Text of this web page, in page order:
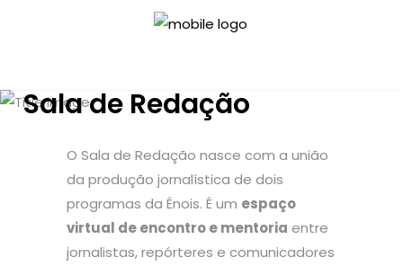
Sala de Redação
O Sala de Redação nasce com a união
da produção jornalística de dois
programas da Énois. É um espaço
virtual de encontro e mentoria entre
jornalistas, repórteres e comunicadores